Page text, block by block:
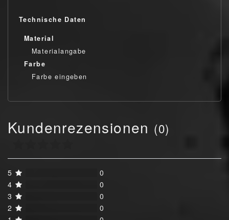
Technische Daten
Material
Materialangabe
Farbe
Farbe eingeben
Kundenrezensionen (0)
5
0
4
0
3
0
2
0